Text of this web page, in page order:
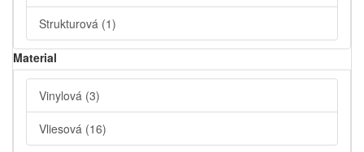
Strukturová (1)
Material
Vinylová (3)
Vliesová (16)